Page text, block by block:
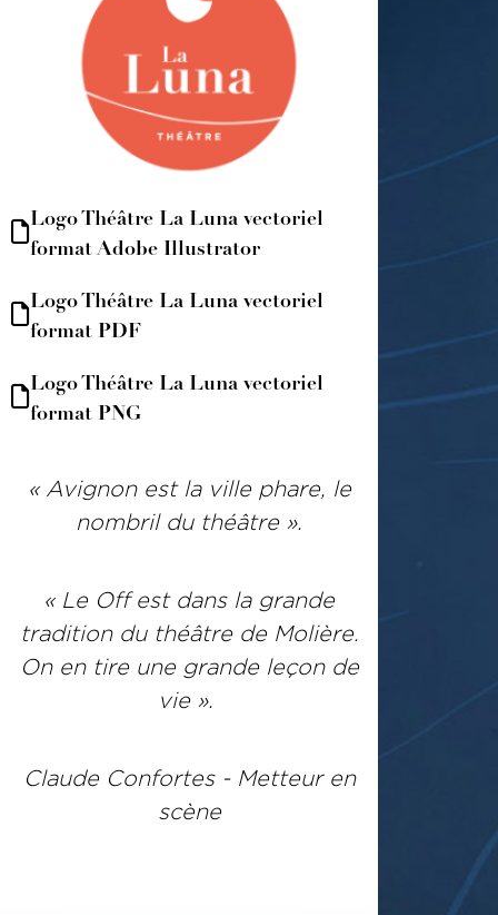
Logo Théâtre La Luna vectoriel
format Adobe Illustrator
Logo Théâtre La Luna vectoriel
format PDF
Logo Théâtre La Luna vectoriel
format PNG
« Avignon est la ville phare, le
nombril du théâtre ».
« Le Off est dans la grande
tradition du théâtre de Molière.
On en tire une grande leçon de
vie ».
Claude Confortes - Metteur en
scène